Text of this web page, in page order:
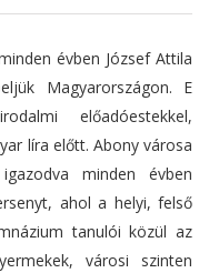
évben József Attila
Magyarországon. E
előadóestekkel,
líra előtt. Abony városa
minden évben
ahol a helyi, felső
tanulói közül az
városi szinten